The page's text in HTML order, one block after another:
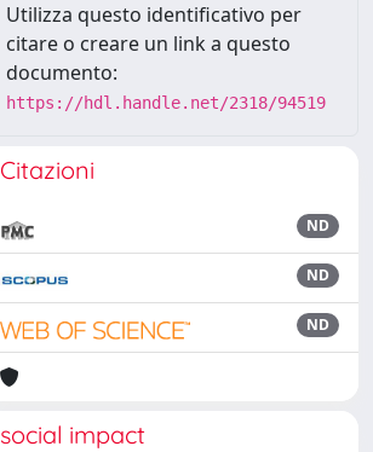
Utilizza questo identificativo per
citare o creare un link a questo
documento:
https://hdl.handle.net/2318/94519
Citazioni
ND
ND
ND
social impact